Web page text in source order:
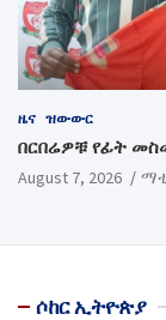
ዜና ዝውውር
በርበሬዎቹ የፊት
August 7, 2026
ሶከር ኢትዮጵያ